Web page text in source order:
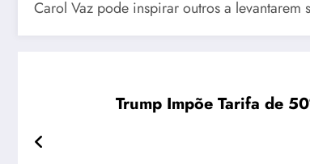
Carol Vaz pode inspirar outros a levantarem
Trump Impõe Tarifa de